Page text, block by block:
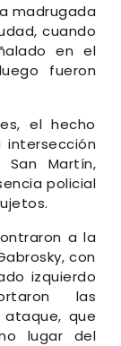
madrugada
cuando
en el
fueron
el hecho
Martín,
policial
a la
con
izquierdo
las
que
lugar del